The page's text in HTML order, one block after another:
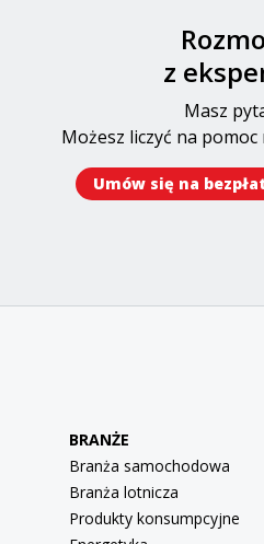
z
Masz
Możesz liczyć na
Umów się na
BRANŻE
Branża samochodowa
Branża lotnicza
Produkty konsumpcyjne